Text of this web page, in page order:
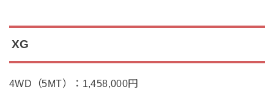
XG
4WD（5MT）：1,458,000円